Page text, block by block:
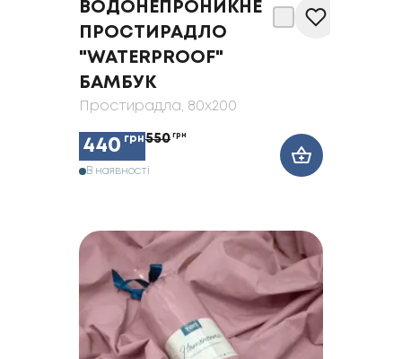
ВОДОНЕПРОНИКНЕ
ПРОСТИРАДЛО
"WATERPROOF"
БАМБУК
Простирадла, 80x200
440 грн550 грн
В наявності